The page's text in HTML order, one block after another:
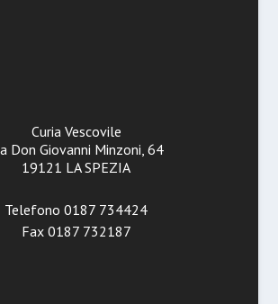
Curia Vescovile
Don Giovanni Minzoni, 64
19121 LA SPEZIA
Telefono 0187 734424
Fax 0187 732187